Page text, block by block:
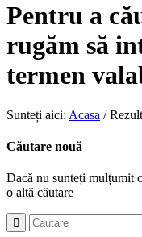
Pentru a
rugăm să
termen
Sunteți aici: Acasa /
Căutare nouă
Dacă nu sunteți mulțumit
o altă căutare